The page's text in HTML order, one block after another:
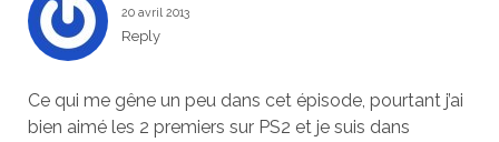
20 avril 2013
Reply
Ce qui me gêne un peu dans cet épisode, pourtant j’ai
bien aimé les 2 premiers sur PS2 et je suis dans